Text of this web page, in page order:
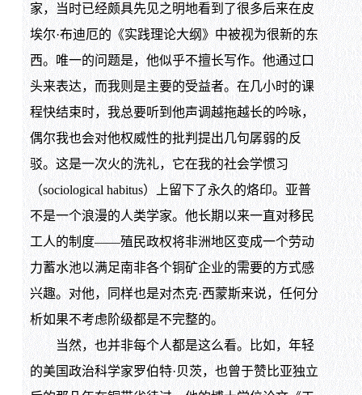
家，当时已经颇具先见之明地看到了很多后来在皮
埃尔·布迪厄的《实践理论大纲》中被视为很新的东
西。唯一的问题是，他似乎不擅长写作。他通过口
头来表达，而我则是主要的受益者。在几小时的课
程快结束时，我总要听到他声调越拖越长的吟咏，
偶尔我也会对他权威性的批判提出几句孱弱的反
驳。这是一次火的洗礼，它在我的社会学惯习
（sociological habitus）上留下了永久的烙印。亚普
不是一个浪漫的人类学家。他长期以来一直对移民
工人的制度——殖民政权将非洲地区变成一个劳动
力蓄水池以满足南非各个铜矿企业的需要的方式感
兴趣。对他，同样也是对杰克·西蒙斯来说，任何分
析如果不考虑阶级都是不完整的。
当然，也并非每个人都是这么看。比如，年轻
的美国政治科学家罗伯特·贝茨，也曾于赞比亚独立